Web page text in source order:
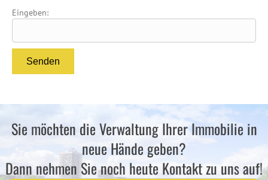
Eingeben:
Sie möchten die Verwaltung Ihrer Immobilie in
neue Hände geben?
Dann nehmen Sie noch heute Kontakt zu uns auf!